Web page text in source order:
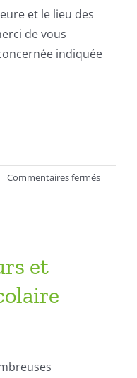
et le lieu des
de vous
indiquée
| Commentaires ferméssur
des
et